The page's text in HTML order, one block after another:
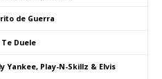
de Guerra
Duele
Yankee, Play-N-Skillz & Elvis